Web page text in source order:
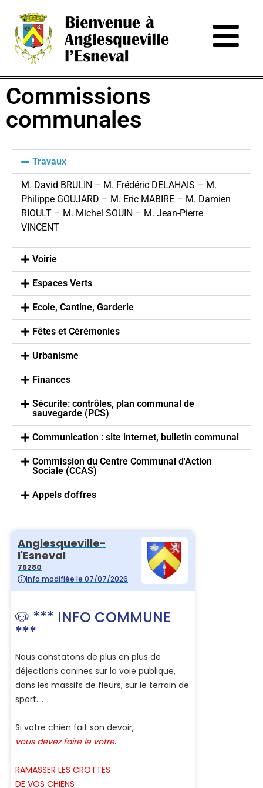
Commissions
communales
Travaux
M. David BRULIN – M. Frédéric DELAHAIS – M.
Philippe GOUJARD – M. Eric MABIRE – M. Damien
RIOULT – M. Michel SOUIN – M. Jean-Pierre
VINCENT
Voirie
Espaces Verts
Ecole, Cantine, Garderie
Fêtes et Cérémonies
Urbanisme
Finances
Sécurite: contrôles, plan communal de
sauvegarde (PCS)
Communication : site internet, bulletin communal
Commission du Centre Communal d'Action
Sociale (CCAS)
Appels d'offres